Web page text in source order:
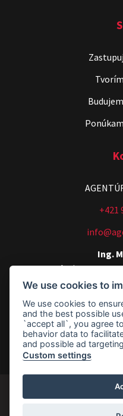
+421
Ing.
Artists
+421
We use cookies to
We use cookies to
and the best possible
`accept all`, you agree
behavior data to
and possible ad
Custom settings